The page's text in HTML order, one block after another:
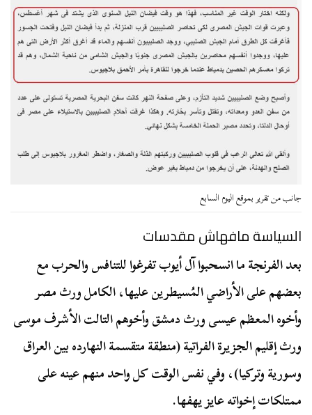
جانب من تقرير بموقع اليوم السابع
السياسة مافهاش مقدسات
بعد الفرنجة ما انسحبوا آل أيوب تفرغوا للتنافس والحرب مع
بعضهم على الأراضي المُسيطرين عليها، الكامل ورث مصر
وأخوه المعظم عيسى ورث دمشق وأخوهم التالت الأشرف موسى
ورث إقليم الجزيرة الفراتية (منطقة متقسمة النهارده بين العراق
وسورية وتركيا)، وفي نفس الوقت كل واحد منهم عينه على
ممتلكات إخواته عايز يهفها.